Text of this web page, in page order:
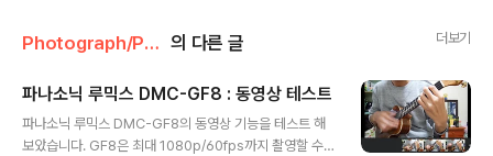
Photograph/Photo Story 의 다른 글 더보기
파나소닉 루믹스 DMC-GF8 : 동영상 테스트
파나소닉 루믹스 DMC-GF8의 동영상 기능을 테스트 해
보았습니다. GF8은 최대 1080p/60fps까지 촬영할 수